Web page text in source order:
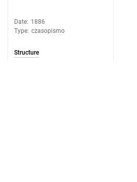
Date: 1886
Type: czasopismo
Structure